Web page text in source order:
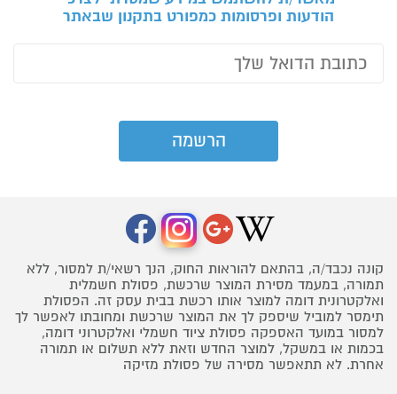
הודעות ופרסומות כמפורט בתקנון שבאתר
קונה נכבד/ה, בהתאם להוראות החוק, הנך רשאי/ת למסור, ללא
תמורה, במעמד מסירת המוצר שרכשת, פסולת חשמלית
ואלקטרונית דומה למוצר אותו רכשת בבית עסק זה. הפסולת
תימסר למוביל שיספק לך את המוצר שרכשת ומחובתו לאפשר לך
למסור במועד האספקה פסולת ציוד חשמלי ואלקטרוני דומה,
בכמות או במשקל, למוצר החדש וזאת ללא תשלום או תמורה
אחרת. לא תתאפשר מסירה של פסולת מזיקה